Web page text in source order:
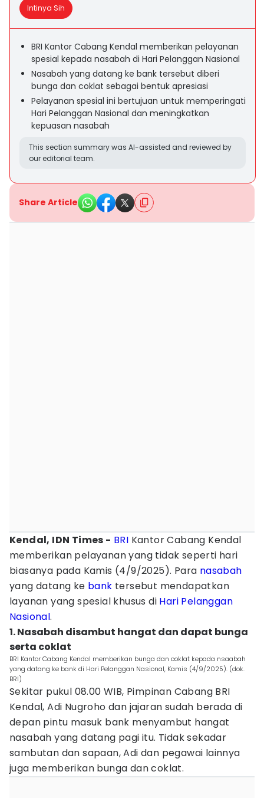
Intinya Sih
BRI Kantor Cabang Kendal memberikan pelayanan
spesial kepada nasabah di Hari Pelanggan Nasional
Nasabah yang datang ke bank tersebut diberi
bunga dan coklat sebagai bentuk apresiasi
Pelayanan spesial ini bertujuan untuk memperingati
Hari Pelanggan Nasional dan meningkatkan
kepuasan nasabah
This section summary was AI-assisted and reviewed by
our editorial team.
Share Article
Kendal, IDN Times - BRI Kantor Cabang Kendal
memberikan pelayanan yang tidak seperti hari
biasanya pada Kamis (4/9/2025). Para nasabah
yang datang ke bank tersebut mendapatkan
layanan yang spesial khusus di Hari Pelanggan
Nasional.
1. Nasabah disambut hangat dan dapat bunga
serta coklat
BRI Kantor Cabang Kendal memberikan bunga dan coklat kepada nsaabah
yang datang ke bank di Hari Pelanggan Nasional, Kamis (4/9/2025). (dok.
BRI)
Sekitar pukul 08.00 WIB, Pimpinan Cabang BRI
Kendal, Adi Nugroho dan jajaran sudah berada di
depan pintu masuk bank menyambut hangat
nasabah yang datang pagi itu. Tidak sekadar
sambutan dan sapaan, Adi dan pegawai lainnya
juga memberikan bunga dan coklat.